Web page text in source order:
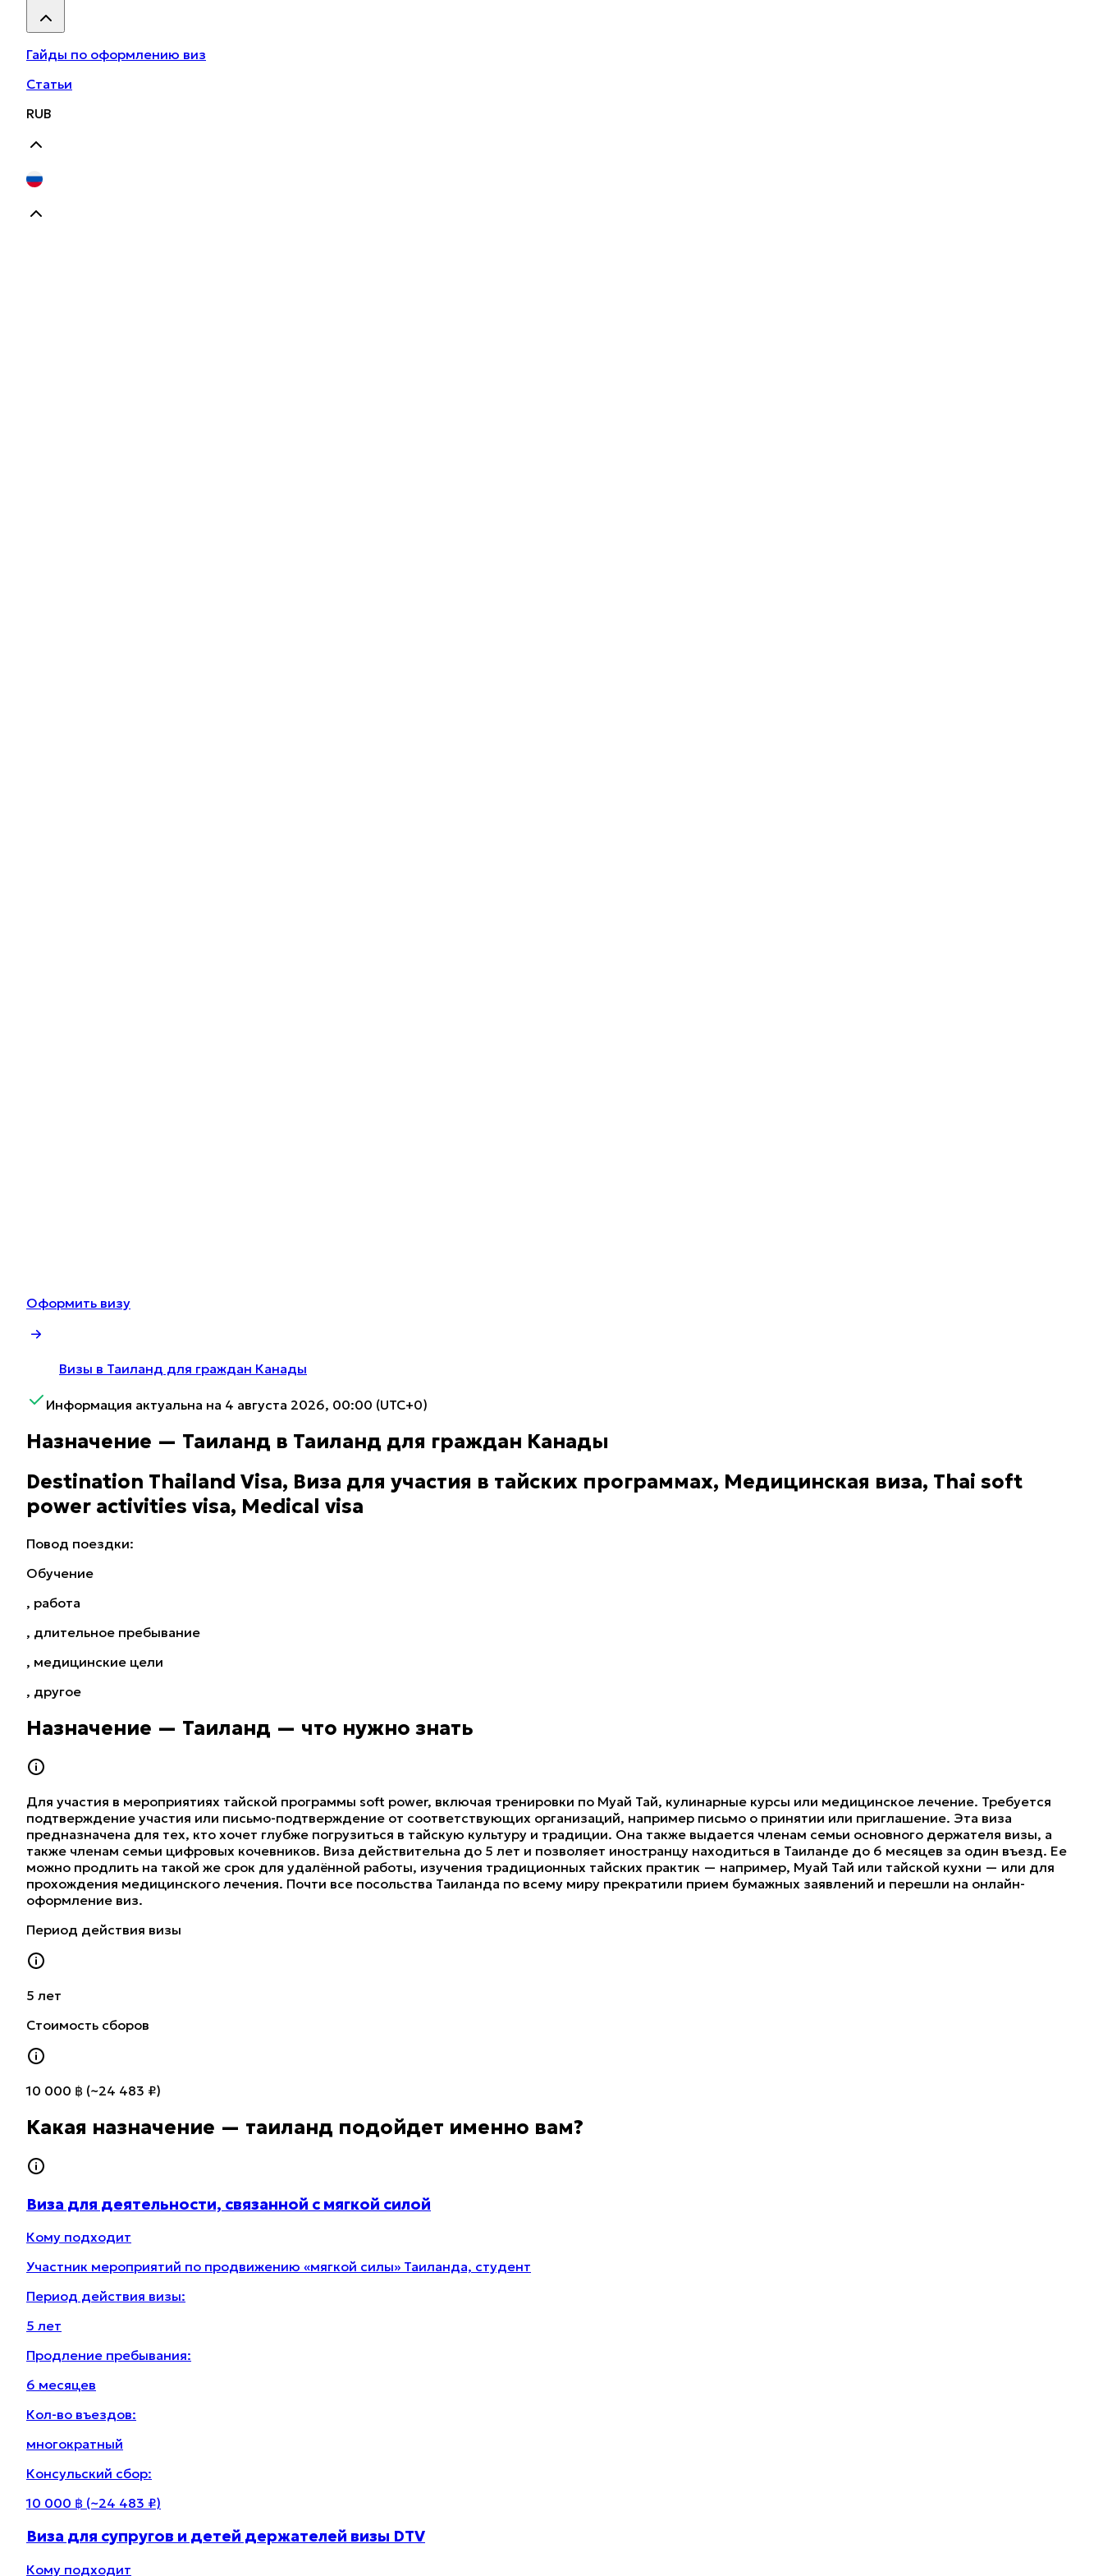
Гайды по оформлению виз
Статьи
RUB
Оформить визу
Визы в Таиланд для граждан Канады
Информация актуальна на 4 августа 2026, 00:00 (UTC+0)
Назначение — Таиланд в Таиланд для граждан Канады
Destination Thailand Visa, Виза для участия в тайских программах, Медицинская виза, Thai soft
power activities visa, Medical visa
Повод поездки:
Обучение
, работа
, длительное пребывание
, медицинские цели
, другое
Назначение — Таиланд — что нужно знать
Для участия в мероприятиях тайской программы soft power, включая тренировки по Муай Тай, кулинарные курсы или медицинское лечение. Требуется
подтверждение участия или письмо-подтверждение от соответствующих организаций, например письмо о принятии или приглашение. Эта виза
предназначена для тех, кто хочет глубже погрузиться в тайскую культуру и традиции. Она также выдается членам семьи основного держателя визы, а
также членам семьи цифровых кочевников. Виза действительна до 5 лет и позволяет иностранцу находиться в Таиланде до 6 месяцев за один въезд. Ее
можно продлить на такой же срок для удалённой работы, изучения традиционных тайских практик — например, Муай Тай или тайской кухни — или для
прохождения медицинского лечения. Почти все посольства Таиланда по всему миру прекратили прием бумажных заявлений и перешли на онлайн-
оформление виз.
Период действия визы
5 лет
Стоимость сборов
10 000 ฿ (~24 483 ₽)
Какая назначение — таиланд подойдет именно вам?
Виза для деятельности, связанной с мягкой силой
Кому подходит
Участник мероприятий по продвижению «мягкой силы» Таиланда, студент
Период действия визы:
5 лет
Продление пребывания:
6 месяцев
Кол-во въездов:
многократный
Консульский сбор:
10 000 ฿ (~24 483 ₽)
Виза для супругов и детей держателей визы DTV
Кому подходит